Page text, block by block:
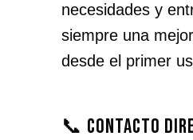
necesidades y
siempre una
desde el primer
📞 Contacto